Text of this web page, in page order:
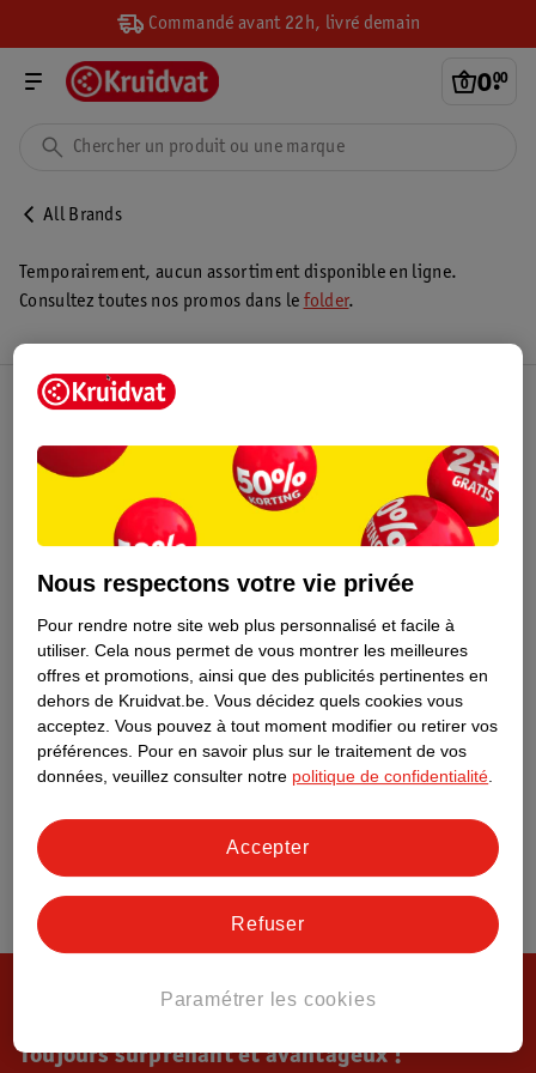
Commandé avant 22h, livré demain
0.
00
All Brands
Temporairement, aucun assortiment disponible en ligne.
Consultez toutes nos promos dans le folder.
Toujours surprenant et avantageux !
Nous respectons votre vie privée
Pour rendre notre site web plus personnalisé et facile à
utiliser. Cela nous permet de vous montrer les meilleures
offres et promotions, ainsi que des publicités pertinentes en
dehors de Kruidvat.be. Vous décidez quels cookies vous
acceptez. Vous pouvez à tout moment modifier ou retirer vos
préférences. Pour en savoir plus sur le traitement de vos
données, veuillez consulter notre politique de confidentialité
Paramétrer les cookies
Refuser
Accepter